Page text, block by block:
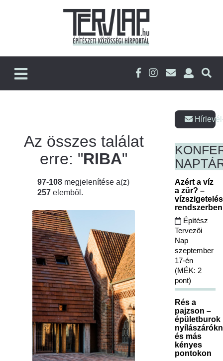
Az összes találat
erre: "RIBA"
97-108 megjelenítése a(z)
257 elemből.
Azért a víz
a zűr? –
Építész
Tervezői
Nap
szeptember
17-én
(MÉK: 2
pont)
Rés a
pajzson –
épületburok
és más
kényes
pontokon